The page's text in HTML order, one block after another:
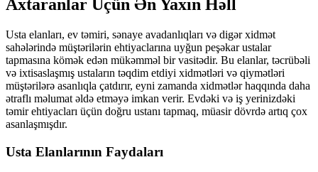
Axtaranlar Üçün Ən Yaxın Həll
Usta elanları, ev təmiri, sənaye avadanlıqları və digər xidmət
sahələrində müştərilərin ehtiyaclarına uyğun peşəkar ustalar
tapmasına kömək edən mükəmməl bir vasitədir. Bu elanlar, təcrübəli
və ixtisaslaşmış ustaların təqdim etdiyi xidmətləri və qiymətləri
müştərilərə asanlıqla çatdırır, eyni zamanda xidmətlər haqqında daha
ətraflı məlumat əldə etməyə imkan verir. Evdəki və iş yerinizdəki
təmir ehtiyacları üçün doğru ustanı tapmaq, müasir dövrdə artıq çox
asanlaşmışdır.
Usta Elanlarının Faydaları